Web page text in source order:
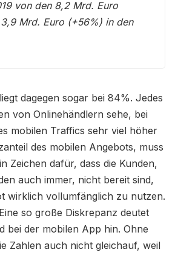
von den 8,2 Mrd. Euro
Mrd. Euro (+56%) in den
dagegen sogar bei 84%. Jedes
von Onlinehändlern sehe, bei
mobilen Traffics sehr viel höher
des mobilen Angebots, muss
Zeichen dafür, dass die Kunden,
auch immer, nicht bereit sind,
wirklich vollumfänglich zu nutzen.
so große Diskrepanz deutet
bei der mobilen App hin. Ohne
Zahlen auch nicht gleichauf, weil